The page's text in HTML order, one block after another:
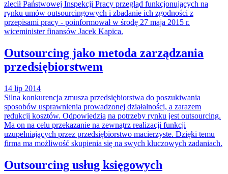
zlecił Państwowej Inspekcji Pracy przegląd funkcjonujących na
rynku umów outsourcingowych i zbadanie ich zgodności z
przepisami pracy - poinformował w środę 27 maja 2015 r.
wiceminister finansów Jacek Kapica.
Outsourcing jako metoda zarządzania
przedsiębiorstwem
14 lip 2014
Silna konkurencja zmusza przedsiębiorstwa do poszukiwania
sposobów usprawnienia prowadzonej działalności, a zarazem
redukcji kosztów. Odpowiedzią na potrzeby rynku jest outsourcing.
Ma on na celu przekazanie na zewnątrz realizacji funkcji
uzupełniających przez przedsiębiorstwo macierzyste. Dzięki temu
firma ma możliwość skupienia się na swych kluczowych zadaniach.
Outsourcing usług księgowych